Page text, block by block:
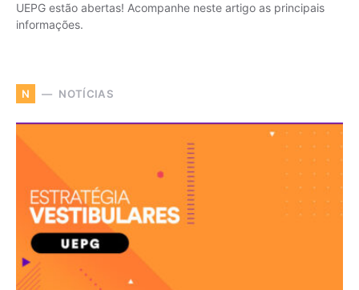
UEPG estão abertas! Acompanhe neste artigo as principais
informações.
N NOTÍCIAS